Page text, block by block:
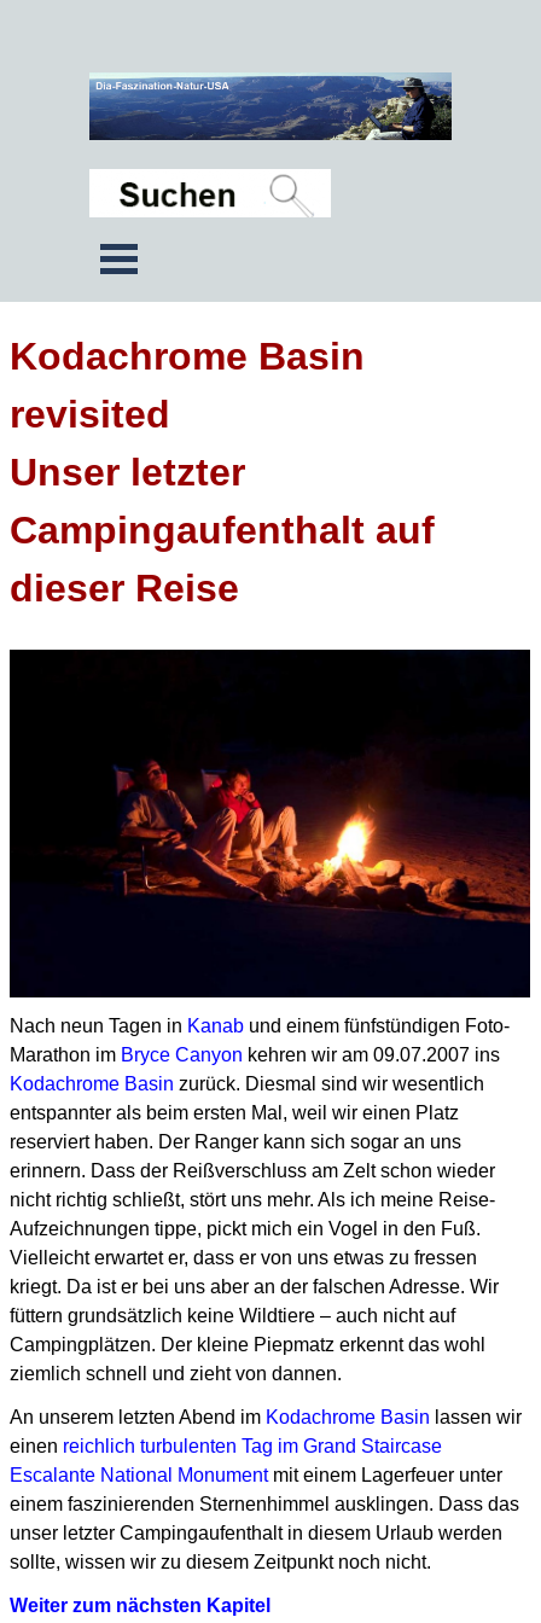
Kodachrome Basin
revisited
Unser letzter
Campingaufenthalt auf
dieser Reise
Nach neun Tagen in Kanab und einem fünfstündigen Foto-
Marathon im Bryce Canyon kehren wir am 09.07.2007 ins
Kodachrome Basin zurück. Diesmal sind wir wesentlich
entspannter als beim ersten Mal, weil wir einen Platz
reserviert haben. Der Ranger kann sich sogar an uns
erinnern. Dass der Reißverschluss am Zelt schon wieder
nicht richtig schließt, stört uns mehr. Als ich meine Reise-
Aufzeichnungen tippe, pickt mich ein Vogel in den Fuß.
Vielleicht erwartet er, dass er von uns etwas zu fressen
kriegt. Da ist er bei uns aber an der falschen Adresse. Wir
füttern grundsätzlich keine Wildtiere – auch nicht auf
Campingplätzen. Der kleine Piepmatz erkennt das wohl
ziemlich schnell und zieht von dannen.
An unserem letzten Abend im Kodachrome Basin lassen wir
einen reichlich turbulenten Tag im Grand Staircase
Escalante National Monumentmit einem Lagerfeuer unter
einem faszinierenden Sternenhimmel ausklingen. Dass das
unser letzter Campingaufenthalt in diesem Urlaub werden
sollte, wissen wir zu diesem Zeitpunkt noch nicht.
Weiter zum nächsten Kapitel